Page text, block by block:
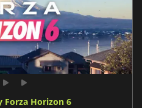
Forza Horizon 6